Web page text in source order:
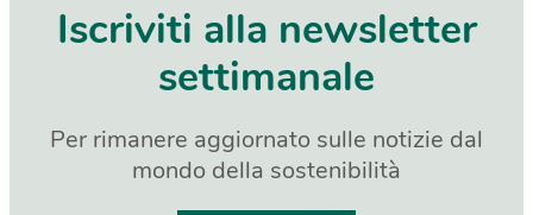
Iscriviti alla newsletter
settimanale
Per rimanere aggiornato sulle notizie dal
mondo della sostenibilità